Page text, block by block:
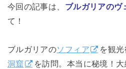
今回の記事は、 ブルガリアのヴ
て！
ブルガリアのソフィア を観
洞窟
を訪問。本当に秘境！大